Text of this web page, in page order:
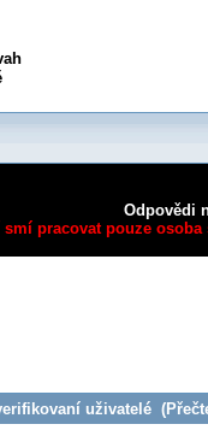
Odpovědi
smí pracovat pouze
uživatelé